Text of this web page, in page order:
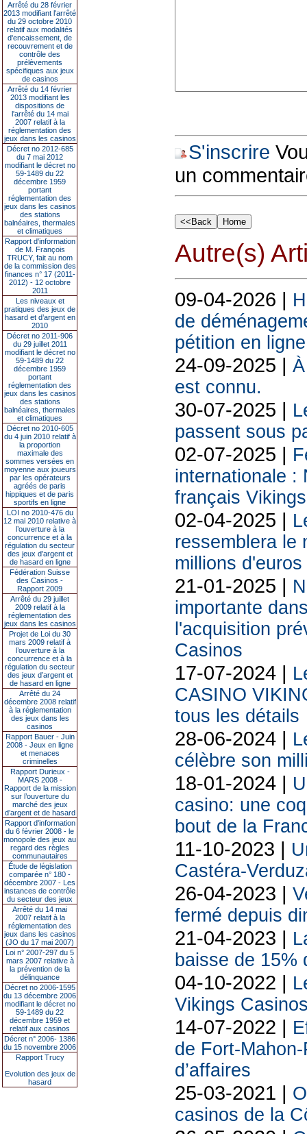
Arrêté du 28 février
2013 modifiant l'arrêté
du 29 octobre 2010
relatif aux modalités
d'encaissement, de
recouvrement et de
contrôle des
prélèvements
spécifiques aux jeux
de casinos
Arrêté du 14 février
2013 modifiant les
dispositions de
l'arrêté du 14 mai
2007 relatif à la
réglementation des
jeux dans les casinos
Décret no 2012-685
du 7 mai 2012
modifiant le décret no
59-1489 du 22
décembre 1959
portant
réglementation des
jeux dans les casinos
des stations
balnéaires, thermales
et climatiques
Rapport d'information
de M. François
TRUCY, fait au nom
de la commission des
finances n° 17 (2011-
2012) - 12 octobre
2011
Les niveaux et
pratiques des jeux de
hasard et d’argent en
2010
Décret no 2011-906
du 29 juillet 2011
modifiant le décret no
59-1489 du 22
décembre 1959
portant
réglementation des
jeux dans les casinos
des stations
balnéaires, thermales
et climatiques
Décret no 2010-605
du 4 juin 2010 relatif à
la proportion
maximale des
sommes versées en
moyenne aux joueurs
par les opérateurs
agréés de paris
hippiques et de paris
sportifs en ligne
LOI no 2010-476 du
12 mai 2010 relative à
l’ouverture à la
concurrence et à la
régulation du secteur
des jeux d’argent et
de hasard en ligne
Fédération Suisse
des Casinos -
Rapport 2009
Arrêté du 29 juillet
2009 relatif à la
réglementation des
jeux dans les casinos
Projet de Loi du 30
mars 2009 relatif à
l’ouverture à la
concurrence et à la
régulation du secteur
des jeux d’argent et
de hasard en ligne
Arrêté du 24
décembre 2008 relatif
à la réglementation
des jeux dans les
casinos
Rapport Bauer - Juin
2008 - Jeux en ligne
et menaces
criminelles
Rapport Durieux -
MARS 2008 -
Rapport de la mission
sur l’ouverture du
marché des jeux
d’argent et de hasard
Rapport d'information
du 6 février 2008 - le
monopole des jeux au
regard des règles
communautaires
Étude de législation
comparée n° 180 -
décembre 2007 - Les
instances de contrôle
du secteur des jeux
Arrêté du 14 mai
2007 relatif à la
réglementation des
jeux dans les casinos
(JO du 17 mai 2007)
Loi n° 2007-297 du 5
mars 2007 relative à
la prévention de la
délinquance
Décret no 2006-1595
du 13 décembre 2006
modifiant le décret no
59-1489 du 22
décembre 1959 et
relatif aux casinos
Décret n° 2006- 1386
du 15 novembre 2006
Rapport Trucy
Evolution des jeux de
hasard
S'inscrire
un
Autre(s)
09-04-2026 |
de
pétition en ligne
24-09-2025 |
est connu.
30-07-2025 |
passent sous
02-07-2025 |
internationale :
français
02-04-2025 |
ressemblera le
millions d'euros
21-01-2025 |
importante
l'acquisition
Casinos
17-07-2024 |
CASINO
tous les détails
28-06-2024 |
célèbre son
18-01-2024 |
casino: une
bout de la
11-10-2023 |
Castéra-
26-04-2023 |
fermé depuis
21-04-2023 |
baisse de 15%
04-10-2022 |
Vikings
14-07-2022 |
de Fort-
d’affaires
25-03-2021 |
casinos de la